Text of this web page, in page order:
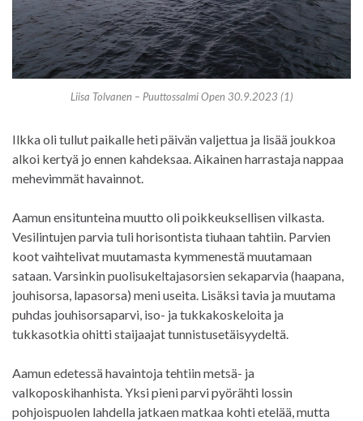
Liisa Tolvanen – Puuttossalmi Open 30.9.2023 (1)
Ilkka oli tullut paikalle heti päivän valjettua ja lisää joukkoa
alkoi kertyä jo ennen kahdeksaa. Aikainen harrastaja nappaa
mehevimmät havainnot.
Aamun ensitunteina muutto oli poikkeuksellisen vilkasta.
Vesilintujen parvia tuli horisontista tiuhaan tahtiin. Parvien
koot vaihtelivat muutamasta kymmenestä muutamaan
sataan. Varsinkin puolisukeltajasorsien sekaparvia (haapana,
jouhisorsa, lapasorsa) meni useita. Lisäksi tavia ja muutama
puhdas jouhisorsaparvi, iso- ja tukkakoskeloita ja
tukkasotkia ohitti staijaajat tunnistusetäisyydeltä.
Aamun edetessä havaintoja tehtiin metsä- ja
valkoposkihanhista. Yksi pieni parvi pyörähti lossin
pohjoispuolen lahdella jatkaen matkaa kohti etelää, mutta